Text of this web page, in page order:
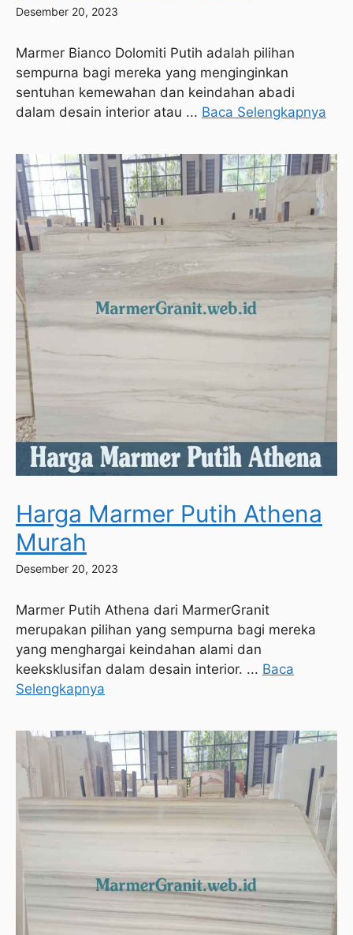
Desember 20, 2023
Marmer Bianco Dolomiti Putih adalah pilihan
sempurna bagi mereka yang menginginkan
sentuhan kemewahan dan keindahan abadi
dalam desain interior atau ... Baca Selengkapnya
Harga Marmer Putih Athena
Murah
Desember 20, 2023
Marmer Putih Athena dari MarmerGranit
merupakan pilihan yang sempurna bagi mereka
yang menghargai keindahan alami dan
keeksklusifan dalam desain interior. ... Baca
Selengkapnya